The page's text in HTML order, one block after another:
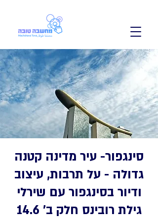
סינגפור- עיר מדינה קטנה
גדולה - על תרבות, עיצוב
ודיור בסינגפור עם שירלי
גילת רובינס חלק ב' 14.6